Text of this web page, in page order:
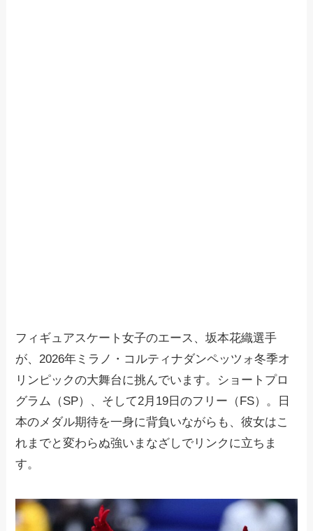
フィギュアスケート女子のエース、坂本花織選手
が、2026年ミラノ・コルティナダンペッツォ冬季オ
リンピックの大舞台に挑んでいます。ショートプロ
グラム（SP）、そして2月19日のフリー（FS）。日
本のメダル期待を一身に背負いながらも、彼女はこ
れまでと変わらぬ強いまなざしでリンクに立ちま
す。